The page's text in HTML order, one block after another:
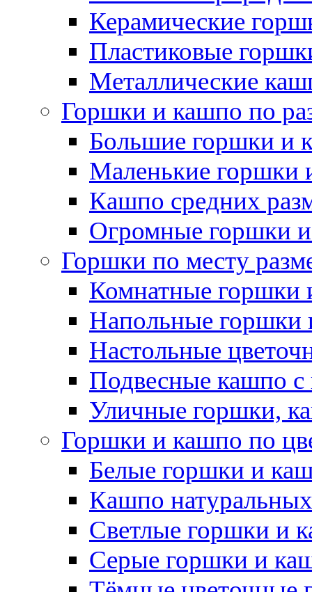
Керамические
Пластиковые
Металлические
Горшки и кашпо по
Большие горшки и
Маленькие горшки
Кашпо средних
Огромные горшки
Горшки по месту
Комнатные горшки
Напольные горшки
Настольные
Подвесные кашпо с
Уличные горшки,
Горшки и кашпо по
Белые горшки и
Кашпо
Светлые горшки и
Серые горшки и